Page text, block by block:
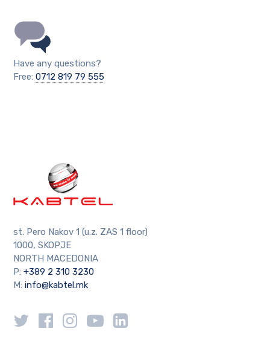
Have any questions?
Free:0712 819 79 555
st. Pero Nakov 1 (u.z. ZAS 1 floor)
1000, SKOPJE
NORTH MACEDONIA
P: +389 2 310 3230
M:info@kabtel.mk